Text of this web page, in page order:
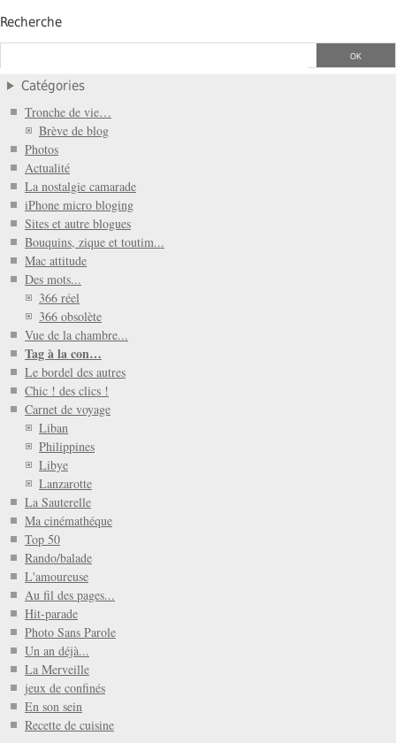
Recherche
Catégories
Tronche de vie…
Brève de blog
Photos
Actualité
La nostalgie camarade
iPhone micro bloging
Sites et autre blogues
Bouquins, zique et toutim...
Mac attitude
Des mots...
366 réel
366 obsolète
Vue de la chambre...
Tag à la con…
Le bordel des autres
Chic ! des clics !
Carnet de voyage
Liban
Philippines
Libye
Lanzarotte
La Sauterelle
Ma cinémathéque
Top 50
Rando/balade
L'amoureuse
Au fil des pages...
Hit-parade
Photo Sans Parole
Un an déjà...
La Merveille
jeux de confinés
En son sein
Recette de cuisine